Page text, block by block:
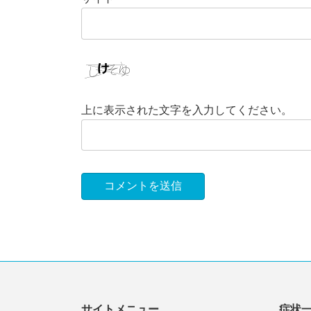
上に表示された文字を入力してください。